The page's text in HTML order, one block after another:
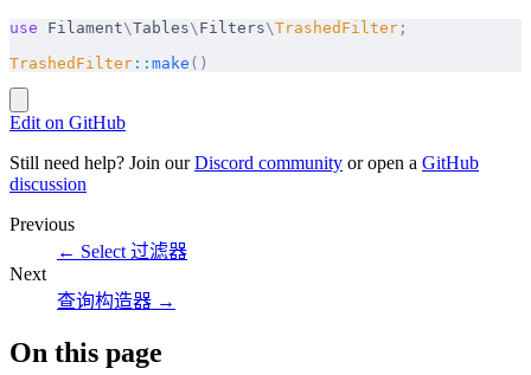
use Filament\Tables\ Filters\TrashedFilter ;
TrashedFilter :: make ()
Edit on GitHub
Still need help? Join ourDiscord community or open a GitHub
discussion
Previous
← Select 过滤器
Next
查询构造器 →
On this page